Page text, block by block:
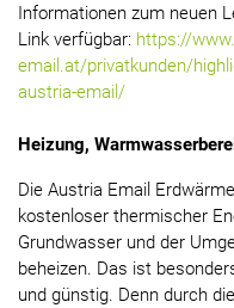
Informationen zum neuen
Link verfügbar: https://
email.at/privatkunden/
austria-email/
Heizung,
Die Austria Email
kostenloser thermischer
Grundwasser und der
beheizen. Das ist
und günstig. Denn durch